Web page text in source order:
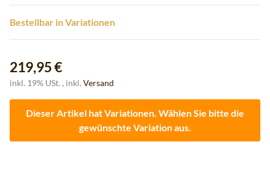
Bestellbar in Variationen
219,95 €
inkl. 19% USt. , inkl. Versand
Dieser Artikel hat Variationen. Wählen Sie bitte die
gewünschte Variation aus.